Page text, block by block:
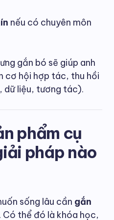
nếu có chuyên môn
gắn bó sẽ giúp anh
cơ hội hợp tác, thu hồi
liệu, tương tác).
phẩm cụ
pháp nào
sống lâu cần gắn
. Có thể đó là khóa học,